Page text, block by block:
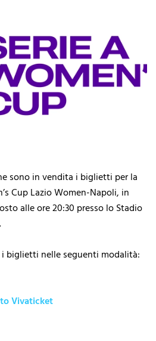
sono in vendita i biglietti per la
Cup Lazio Women-Napoli, in
alle ore 20:30 presso lo Stadio
i biglietti nelle seguenti modalità:
Vivaticket